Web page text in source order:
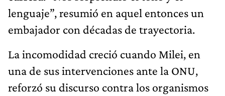
lenguaje”, resumió en aquel entonces un
embajador con décadas de trayectoria.
La incomodidad creció cuando Milei, en
una de sus intervenciones ante la ONU,
reforzó su discurso contra los organismos